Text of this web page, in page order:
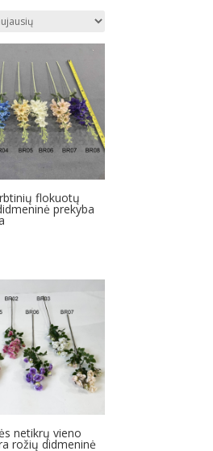
flokuotų
prekyba
netikrų vieno
rožių didmeninė